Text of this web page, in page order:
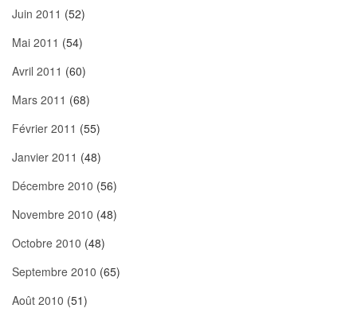
Juin 2011 (52)
Mai 2011 (54)
Avril 2011 (60)
Mars 2011 (68)
Février 2011 (55)
Janvier 2011 (48)
Décembre 2010 (56)
Novembre 2010 (48)
Octobre 2010 (48)
Septembre 2010 (65)
Août 2010 (51)